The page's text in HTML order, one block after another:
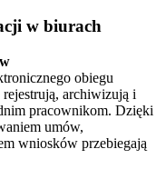
w biurach
obiegu
archiwizują i
pracownikom. Dzięki
umów,
wniosków przebiegają